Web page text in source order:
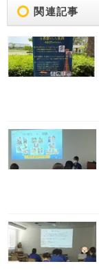
関連記事